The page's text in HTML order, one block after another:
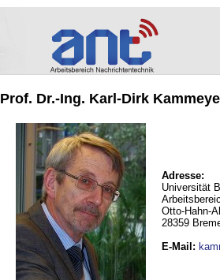
Prof. Dr.-Ing. Karl-Dirk
Adresse:
Universität
Otto-Hahn-
28359
E-Mail :